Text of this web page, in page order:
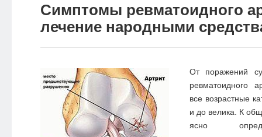
Симптомы ревматоидного
лечение народными
От поражений
ревматоидного
все возрастные
и до велика. К
ясно